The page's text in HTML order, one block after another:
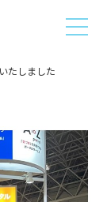
たしました